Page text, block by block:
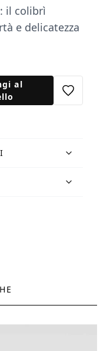
il colibrì
e delicatezza
al